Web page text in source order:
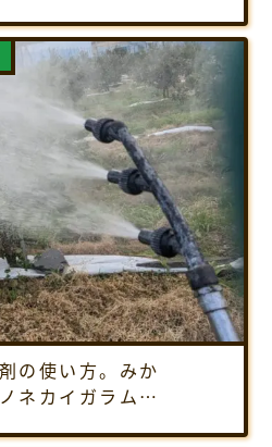
の使い方。みか
ネカイガラムシ